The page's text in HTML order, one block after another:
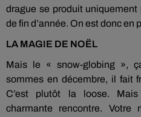
drague se produit
de fin d’année. On est donc en
LA MAGIE DE NOËL
Mais le « snow-globing »,
sommes en décembre, il fait
C’est plutôt la loose.
charmante rencontre. Votre